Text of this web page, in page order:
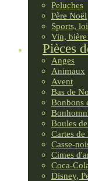
Peluches
Père Noël
Sports,
Vin,
Pièces
Anges
Animaux
Avent
Bas de
Bonbons
Boules
Cartes de
Casse-
Cimes
Coca-
Disney,